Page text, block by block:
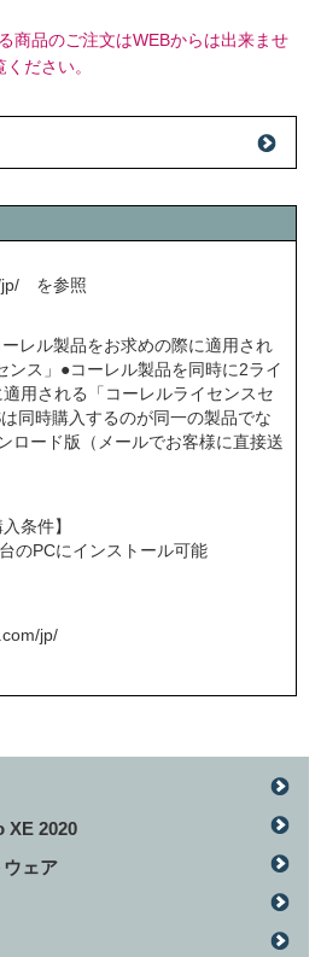
商品のご注文はWEBからは出来ませ
ください。
jp/ を参照
レル製品をお求めの際に適用され
ンス」●コーレル製品を同時に2ライ
用される「コーレルライセンスセ
同時購入するのが同一の製品でな
ロード版（メールでお客様に直接送
条件】
のPCにインストール可能
jp/
XE 2020
ウェア